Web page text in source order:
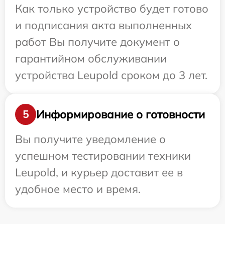
Как только устройство будет готово
и подписания акта выполненных
работ Вы получите документ о
гарантийном обслуживании
устройства Leupold сроком до 3 лет.
5
Информирование о готовности
Вы получите уведомление о
успешном тестировании техники
Leupold, и курьер доставит ее в
удобное место и время.